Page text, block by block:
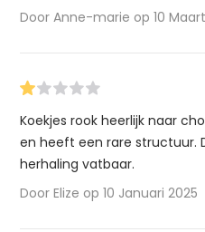
Door Anne-marie op 10
Koekjes rook heerlijk naar
en heeft een rare structuur.
herhaling vatbaar.
Door Elize op 10 Januari 2025